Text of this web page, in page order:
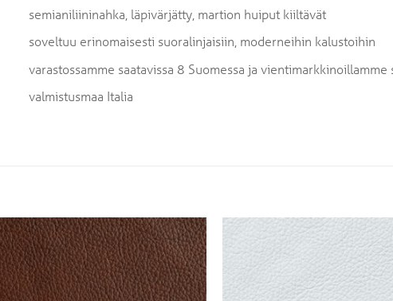
semianiliininahka, läpivärjätty, martion huiput kiiltävät
soveltuu erinomaisesti suoralinjaisiin, moderneihin kalustoihin
varastossamme saatavissa 8 Suomessa ja vientimarkkinoillamme
valmistusmaa Italia